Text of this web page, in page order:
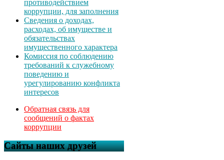
противодействием
коррупции, для заполнения
Сведения о доходах,
расходах, об имуществе и
обязательствах
имущественного характера
Комиссия по соблюдению
требований к служебному
поведению и
урегулированию конфликта
интересов
Обратная связь для
сообщений о фактах
коррупции
Сайты наших друзей